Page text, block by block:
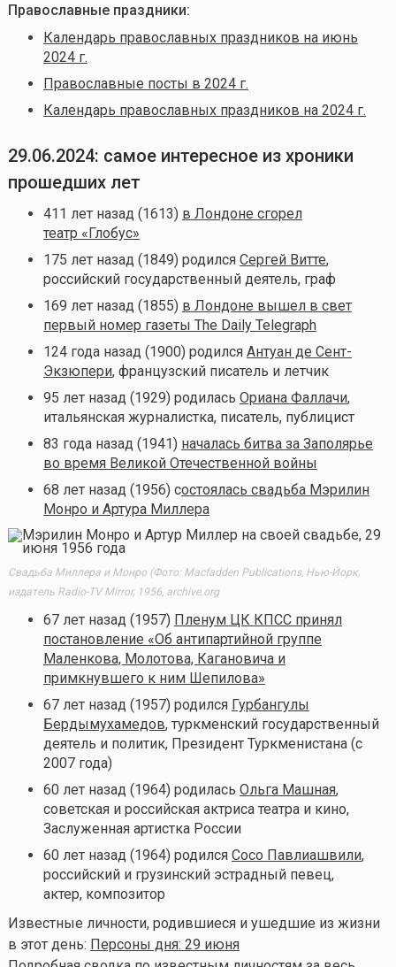
Православные праздники:
Календарь православных праздников на июнь
2024 г.
Православные посты в 2024 г.
Календарь православных праздников на 2024 г.
29.06.2024: самое интересное из хроники
прошедших лет
411 лет назад (1613) в Лондоне сгорел
театр «Глобус»
175 лет назад (1849) родился Сергей Витте,
российский государственный деятель, граф
169 лет назад (1855) в Лондоне вышел в свет
первый номер газеты The Daily Telegraph
124 года назад (1900) родился Антуан де Сент-
Экзюпери, французский писатель и летчик
95 лет назад (1929) родилась Ориана Фаллачи,
итальянская журналистка, писатель, публицист
83 года назад (1941) началась битва за Заполярье
во время Великой Отечественной войны
68 лет назад (1956) состоялась свадьба Мэрилин
Монро и Артура Миллера
Свадьба Миллера и Монро (Фото: Macfadden Publications, Нью-Йорк,
издатель Radio-TV Mirror, 1956, archive.org
67 лет назад (1957) Пленум ЦК КПСС принял
постановление «Об антипартийной группе
Маленкова, Молотова, Кагановича и
примкнувшего к ним Шепилова»
67 лет назад (1957) родился Гурбангулы
Бердымухамедов, туркменский государственный
деятель и политик, Президент Туркменистана (с
2007 года)
60 лет назад (1964) родилась Ольга Машная,
советская и российская актриса театра и кино,
Заслуженная артистка России
60 лет назад (1964) родился Сосо Павлиашвили,
российский и грузинский эстрадный певец,
актер, композитор
Известные личности, родившиеся и ушедшие из жизни
в этот день: Персоны дня: 29 июня